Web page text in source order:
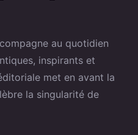
au quotidien
inspirants et
met en avant la
la singularité de